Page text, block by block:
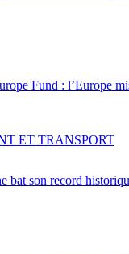
Fund : l’Europe
bat son record
ET TRANSPORT